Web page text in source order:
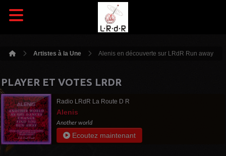
Artistes à la Une Alenis en découverte sur LRdR Run away
PLAYER ET VOTES LRDR
Radio LRdR La Route D R
Alenis
Another world
Ecoutez maintenant